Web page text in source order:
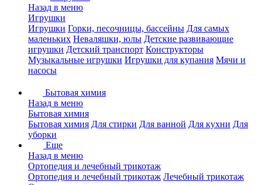
Назад в меню
Игрушки
Игрушки Горки, песочницы, бассейны Для самых
маленьких Неваляшки, юлы Детские развивающие
игрушки Детский транспорт Конструкторы
Музыкальные игрушки Игрушки для купания Мячи и
насосы
Бытовая химия
Назад в меню
Бытовая химия
Бытовая химия Для стирки Для ванной Для кухни Для
уборки
Еще
Назад в меню
Ортопедия и лечебный трикотаж
Ортопедия и лечебный трикотаж Лечебный трикотаж